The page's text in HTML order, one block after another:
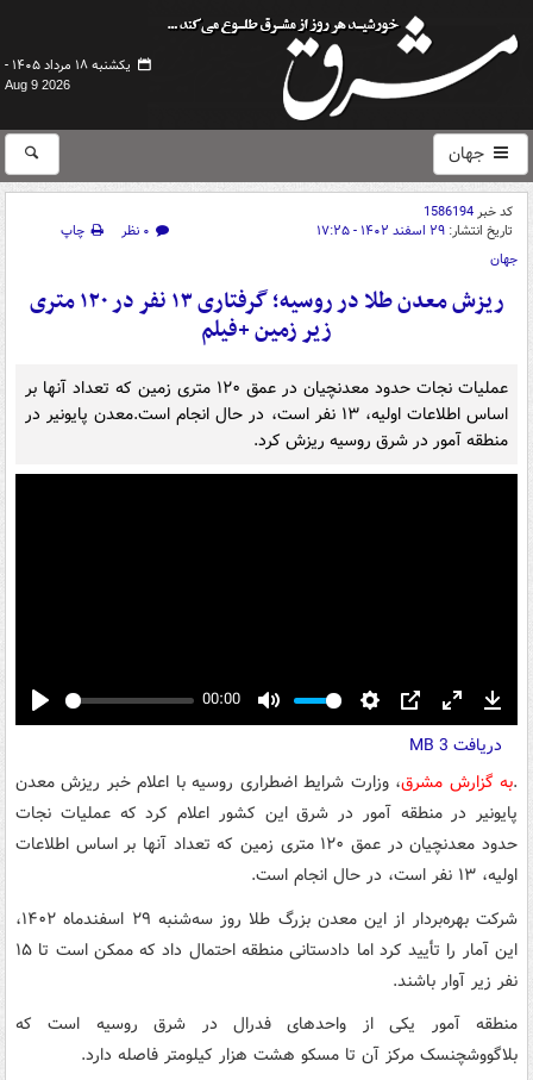
یکشنبه ۱۸ مرداد ۱۴۰۵ -
Aug 9 2026
جهان
کد خبر1586194
تاریخ انتشار: ۲۹ اسفند ۱۴۰۲ - ۱۷:۲۵ ۰ نظر
چاپ
جهان
ریزش معدن طلا در روسیه؛ گرفتاری ۱۳ نفر در ۱۲۰ متری
زیر زمین +فیلم
عملیات نجات حدود معدنچیان در عمق ۱۲۰ متری زمین که تعداد آنها بر
اساس اطلاعات اولیه، ۱۳ نفر است، در حال انجام است.معدن پایونیر در
منطقه آمور در شرق روسیه ریزش کرد.
Play
00:00
Mute Settings
PIP Enter
fullscreen
دریافت 3 MB
.به گزارش مشرق، وزارت شرایط اضطراری روسیه با اعلام خبر ریزش معدن
پایونیر در منطقه آمور در شرق این کشور اعلام کرد که عملیات نجات
حدود معدنچیان در عمق ۱۲۰ متری زمین که تعداد آنها بر اساس اطلاعات
اولیه، ۱۳ نفر است، در حال انجام است.
شرکت بهره‌بردار از این معدن بزرگ طلا روز سه‌شنبه ۲۹ اسفندماه ۱۴۰۲،
این آمار را تأیید کرد اما دادستانی منطقه احتمال داد که ممکن است تا ۱۵
نفر زیر آوار باشند.
منطقه آمور یکی از واحدهای فدرال در شرق روسیه است که
بلاگووشچنسک مرکز آن تا مسکو هشت هزار کیلومتر فاصله دارد.